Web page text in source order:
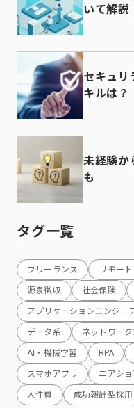
いて解説
セキュリ
キルは？
未経験か
も
タグ一覧
フリーランス リモー
源泉徴収 社会保険
アプリケーションエンジニ
データ系 ネットワー
AI・機械学習 RPA
スマホアプリ ニアショ
人件費 成功報酬型採用